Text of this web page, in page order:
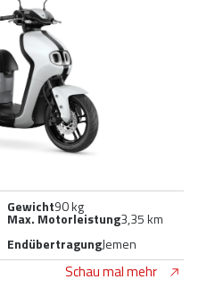
Gewicht90 kg
Max. Motorleistung3,35 km
EndübertragungJemen
Schau mal mehr